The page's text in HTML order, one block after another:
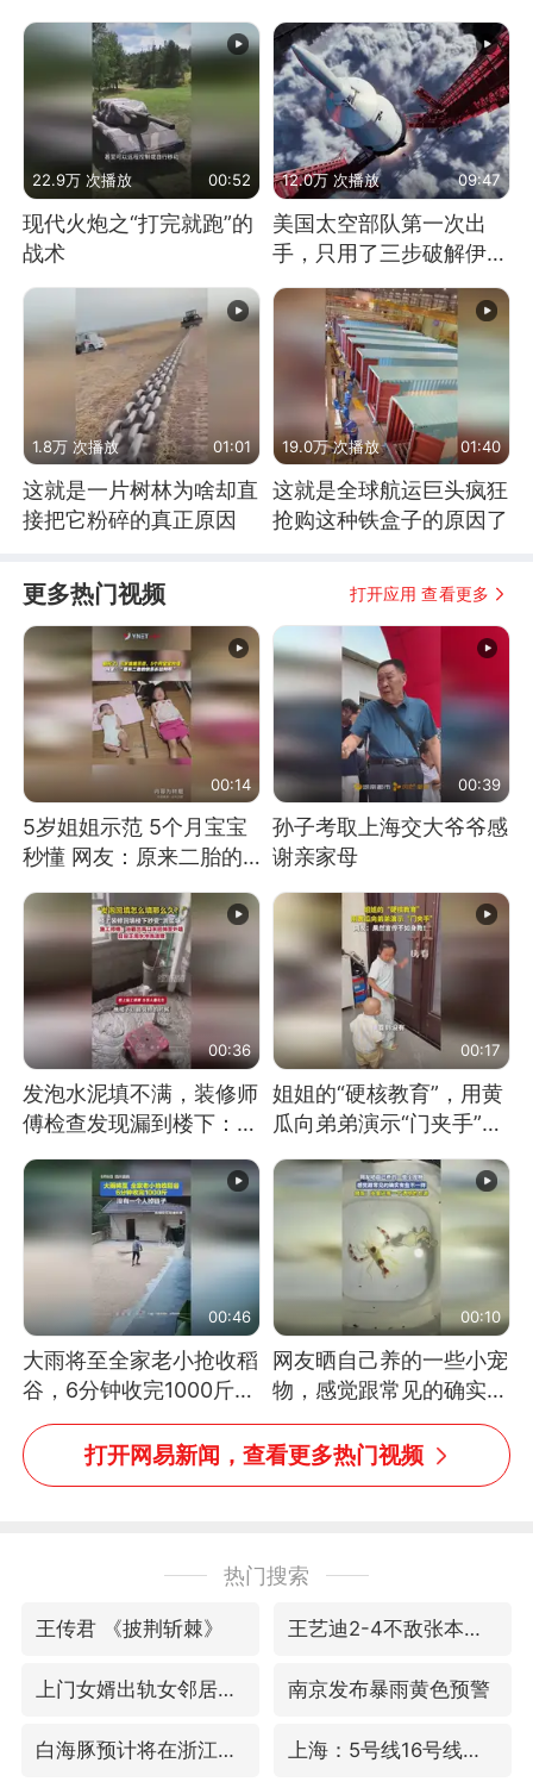
22.9万 次播放 00:52
现代火炮之“打完就跑”的
战术
12.0万 次播放 09:47
美国太空部队第一次出
手，只用了三步破解伊朗
防空
1.8万 次播放 01:01
这就是一片树林为啥却直
接把它粉碎的真正原因
19.0万 次播放 01:40
这就是全球航运巨头疯狂
抢购这种铁盒子的原因了
更多热门视频 打开应用 查看更多
00:14
5岁姐姐示范 5个月宝宝
秒懂 网友：原来二胎的
00:39
孙子考取上海交大爷爷感
谢亲家母
00:36
发泡水泥填不满，装修师
傅检查发现漏到楼下：出
00:17
姐姐的“硬核教育”，用黄
瓜向弟弟演示“门夹手”，
教！
00:46
大雨将至全家老小抢收稻
谷，6分钟收完1000斤，
没有一个人掉链子
00:10
网友晒自己养的一些小宠
物，感觉跟常见的确实有
些不一样
打开网易新闻，查看更多热门视频
热门搜索
王传君 《披荆斩棘》 王艺迪2-4不敌张本美和止步4强
上门女婿出轨女邻居多年被判重婚罪 南京发布暴雨黄色预警
白海豚预计将在浙江苍南到三门一带登陆 上海：5号线16号线浦江线全线停运